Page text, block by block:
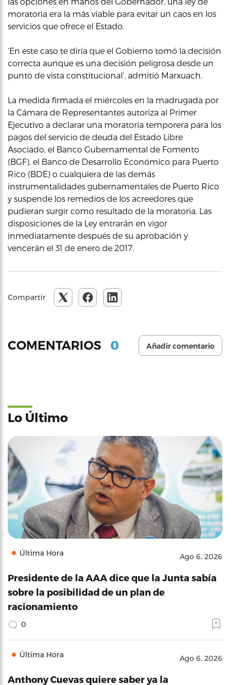
moratoria era la más viable para evitar un caos en los
servicios que ofrece el Estado.
‘En este caso te diría que el Gobierno tomó la decisión
correcta aunque es una decisión peligrosa desde un
punto de vista constitucional’, admitió Marxuach.
La medida firmada el miércoles en la madrugada por
la Cámara de Representantes autoriza al Primer
Ejecutivo a declarar una moratoria temporera para los
pagos del servicio de deuda del Estado Libre
Asociado, el Banco Gubernamental de Fomento
(BGF), el Banco de Desarrollo Económico para Puerto
Rico (BDE) o cualquiera de las demás
instrumentalidades gubernamentales de Puerto Rico
y suspende los remedios de los acreedores que
pudieran surgir como resultado de la moratoria. Las
disposiciones de la Ley entrarán en vigor
inmediatamente después de su aprobación y
vencerán el 31 de enero de 2017.
Compartir
COMENTARIOS 0 Añadir comentario
Lo Último
Última Hora Ago 6, 2026
Presidente de la AAA dice que la Junta sabía
sobre la posibilidad de un plan de
racionamiento
0
Última Hora Ago 6, 2026
Anthony Cuevas quiere saber ya la